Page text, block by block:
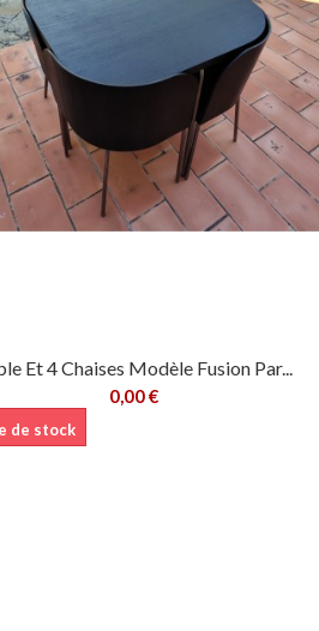
Et 4 Chaises Modèle Fusion Par...
0,00 €
de stock